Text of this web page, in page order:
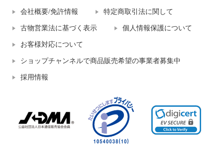
会社概要/免許情報 特定商取引法に関して
古物営業法に基づく表示 個人情報保護について
お客様対応について
ショップチャンネルで商品販売希望の事業者募集中
採用情報